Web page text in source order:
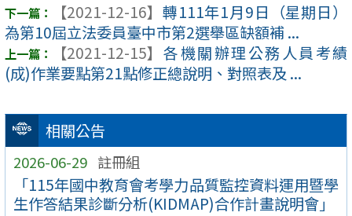
相關公告
2026-06-29 註冊組
「115年國中教育會考學力品質監控資料運用暨學
生作答結果診斷分析(KIDMAP)合作計畫說明會」
【2021-12-16】 轉111年1月9日（星期日）
為第10屆立法委員臺中市第2選舉區缺額補 ...
【2021-12-15】 各機關辦理公務人員考績
(成)作業要點第21點修正總說明、對照表及 ...